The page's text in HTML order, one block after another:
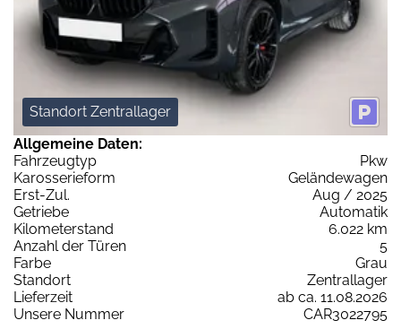
Standort Zentrallager
Allgemeine Daten:
Fahrzeugtyp
Pkw
Karosserieform
Geländewagen
Erst-Zul.
Aug / 2025
Getriebe
Automatik
Kilometerstand
6.022 km
Anzahl der Türen
5
Farbe
Grau
Standort
Zentrallager
Lieferzeit
ab ca. 11.08.2026
Unsere Nummer
CAR3022795